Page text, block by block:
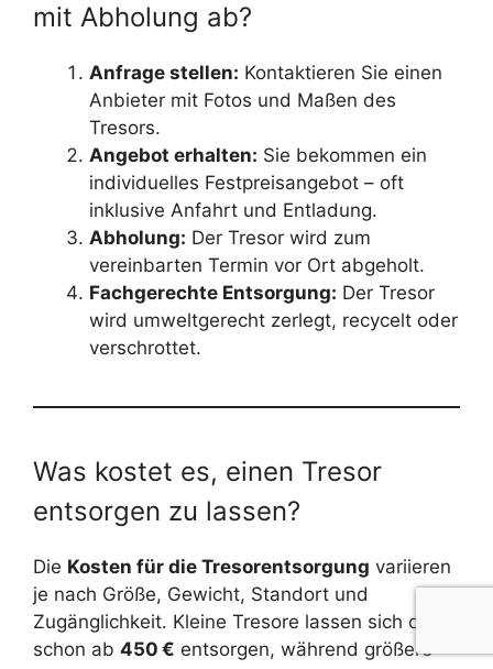
mit Abholung ab?
Anfrage stellen: Kontaktieren Sie einen
Anbieter mit Fotos und Maßen des
Tresors.
Angebot erhalten: Sie bekommen ein
individuelles Festpreisangebot – oft
inklusive Anfahrt und Entladung.
Abholung: Der Tresor wird zum
vereinbarten Termin vor Ort abgeholt.
Fachgerechte Entsorgung: Der Tresor
wird umweltgerecht zerlegt, recycelt oder
verschrottet.
Was kostet es, einen Tresor
entsorgen zu lassen?
Die Kosten für die Tresorentsorgung variieren
je nach Größe, Gewicht, Standort und
Zugänglichkeit. Kleine Tresore lassen sich oft
schon ab 450 € entsorgen, während größere